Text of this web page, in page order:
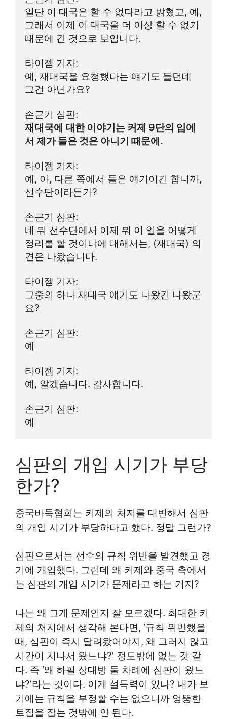
일단 이 대국은 할 수 없다라고 밝혔고, 예,
그래서 이제 이 대국을 더 이상 할 수 없기
때문에 간 것으로 보입니다.
타이젬 기자:
예, 재대국을 요청했다는 얘기도 들던데
그건 아닌가요?
손근기 심판:
재대국에 대한 이야기는 커제 9단의 입에
서 제가 들은 것은 아니기 때문에.
타이젬 기자:
예, 아, 다른 쪽에서 들은 얘기이긴 합니까,
선수단이라든가?
손근기 심판:
네 뭐 선수단에서 이제 뭐 이 일을 어떻게
정리를 할 것이냐에 대해서는, (재대국) 의
견은 나왔습니다.
타이젬 기자:
그중의 하나 재대국 얘기도 나왔긴 나왔군
요?
손근기 심판:
예
타이젬 기자:
예, 알겠습니다. 감사합니다.
손근기 심판:
예
심판의 개입 시기가 부당
한가?
중국바둑협회는 커제의 처지를 대변해서 심판
의 개입 시기가 부당하다고 했다. 정말 그런가?
심판으로서는 선수의 규칙 위반을 발견했고 경
기에 개입했다. 그런데 왜 커제와 중국 측에서
는 심판의 개입 시기가 문제라고 하는 거지?
나는 왜 그게 문제인지 잘 모르겠다. 최대한 커
제의 처지에서 생각해 본다면, ‘규칙 위반했을
때, 심판이 즉시 달려왔어야지, 왜 그러지 않고
시간이 지나서 왔느냐?’ 정도밖에 없는 것 같
다. 즉 ‘왜 하필 상대방 둘 차례에 심판이 왔느
냐?’라는 것이다. 이게 설득력이 있나? 내가 보
기에는 규칙을 부정할 수는 없으니까 엉뚱한
트집을 잡는 것밖에 안 된다.